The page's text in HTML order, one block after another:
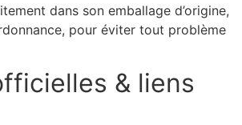
dans son emballage d’origine,
pour éviter tout problème
& liens